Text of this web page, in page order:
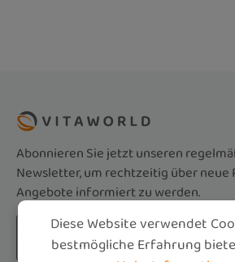
Abonnieren Sie jetzt unseren
Newsletter, um rechtzeitig über neue
Angebote informiert zu werden.
E-Mail-Adresse*
Diese Website verwendet
bestmögliche Erfahrung